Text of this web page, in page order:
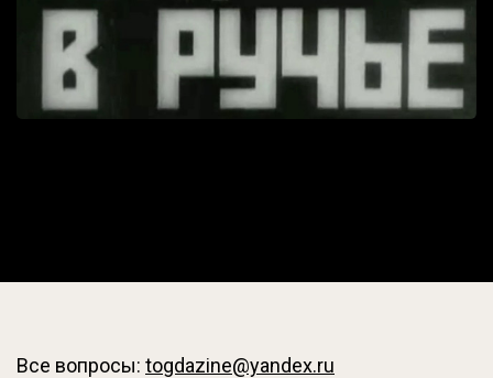
Все вопросы: togdazine@yandex.ru